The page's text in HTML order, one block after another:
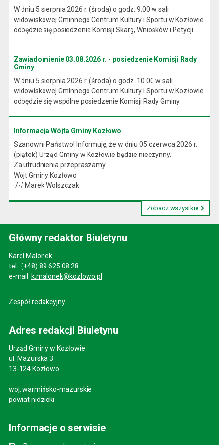
W dniu 5 sierpnia 2026 r. (środa) o godz. 9.00 w sali
widowiskowej Gminnego Centrum Kultury i Sportu w Kozłowie
odbędzie się posiedzenie Komisji Skarg, Wniosków i Petycji.
Zawiadomienie 03.08.2026 r. - posiedzenie Komisji Rady
Gminy
W dniu 5 sierpnia 2026 r. (środa) o godz. 10.00 w sali
widowiskowej Gminnego Centrum Kultury i Sportu w Kozłowie
odbędzie się wspólne posiedzenie Komisji Rady Gminy.
Informacja Wójta Gminy Kozłowo
Szanowni Państwo! Informuję, że w dniu 05 czerwca 2026 r.
(piątek) Urząd Gminy w Kozłowie będzie nieczynny.
Za utrudnienia przepraszamy.
Wójt Gminy Kozłowo
/-/ Marek Wolszczak
Zobacz wszystkie
Główny redaktor Biuletynu
Karol Malonek
tel.: (+48) 89 625 08 28
e-mail: k.malonek@kozlowo.pl
Zespół redakcyjny
Adres redakcji Biuletynu
Urząd Gminy w Kozłowie
ul. Mazurska 3
13-124 Kozłowo
woj. warmińsko-mazurskie
powiat nidzicki
Informacje o serwisie